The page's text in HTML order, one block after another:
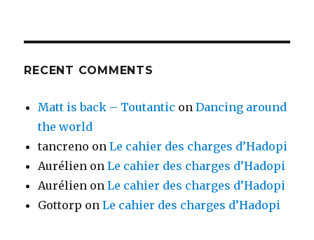
RECENT COMMENTS
Matt is back – Toutantic onDancing around
the world
tancreno onLe cahier des charges d’Hadopi
Aurélien onLe cahier des charges d’Hadopi
Aurélien onLe cahier des charges d’Hadopi
Gottorp onLe cahier des charges d’Hadopi